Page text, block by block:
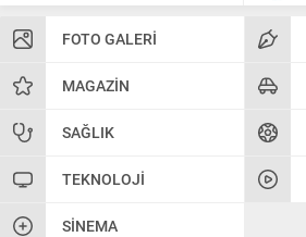
FOTO GALERI
MAGAZIN
SAĞLIK
TEKNOLOJI
SINEMA